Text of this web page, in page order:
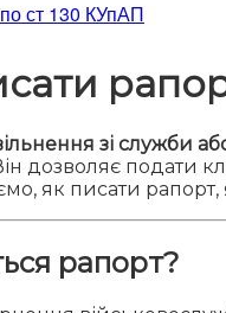
ст 130 КУпАП
зі служби
дозволяє подати
як писати
рапорт?